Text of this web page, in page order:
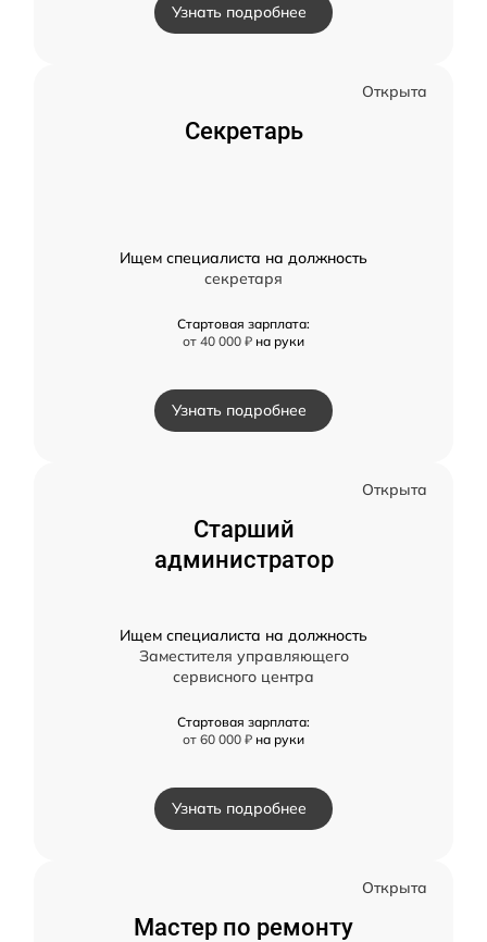
Узнать подробнее
Открыта
Секретарь
Ищем специалиста на должность
секретаря
Стартовая зарплата:
от 40 000 ₽ на руки
Узнать подробнее
Открыта
Старший
администратор
Ищем специалиста на должность
Заместителя управляющего
сервисного центра
Стартовая зарплата:
от 60 000 ₽ на руки
Узнать подробнее
Открыта
Мастер по ремонту